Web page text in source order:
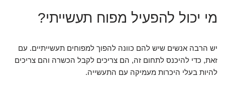
מי יכול להפעיל מפוח תעשייתי?
יש הרבה אנשים שיש להם כוונה להפוך למפוחים תעשייתיים. עם
זאת, כדי להיכנס לתחום זה, הם צריכים לקבל הכשרה והם צריכים
להיות בעלי היכרות מעמיקה עם התעשייה.